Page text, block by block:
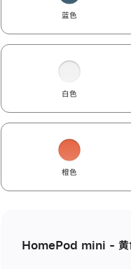
蓝色
白色
橙色
HomePod mini - 黄